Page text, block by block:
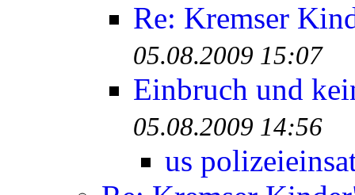
Re: Kremser
05.08.2009 15:07
Einbruch und
05.08.2009 14:56
us